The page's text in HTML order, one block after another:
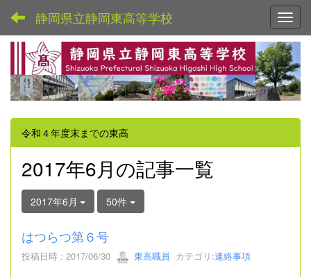
静岡県立静岡東高等学校
令和４年度末までの東高
2017年6月の記事一覧
2017年6月 50件
はつらつ第６号
投稿日時 : 2017/06/30 東高職員 カテゴリ:連絡事項